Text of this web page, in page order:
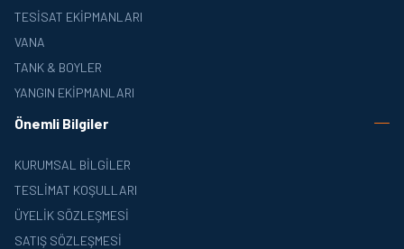
TESISAT EKIPMANLARI
VANA
TANK & BOYLER
YANGIN EKIPMANLARI
Önemli Bilgiler
KURUMSAL BILGILER
TESLIMAT KOŞULLARI
ÜYELIK SÖZLEŞMESI
SATIŞ SÖZLEŞMESI